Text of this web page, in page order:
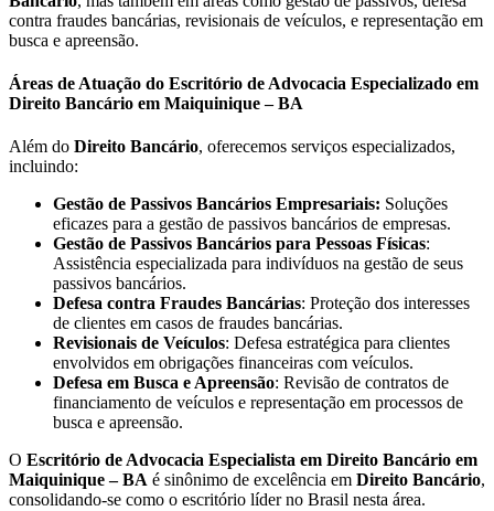
contra fraudes bancárias, revisionais de veículos, e representação em
busca e apreensão.
Áreas de Atuação do Escritório de Advocacia Especializado em
Direito Bancário em Maiquinique – BA
Além do Direito Bancário, oferecemos serviços especializados,
incluindo:
Gestão de Passivos Bancários Empresariais: Soluções
eficazes para a gestão de passivos bancários de empresas.
Gestão de Passivos Bancários para Pessoas Físicas:
Assistência especializada para indivíduos na gestão de seus
passivos bancários.
Defesa contra Fraudes Bancárias: Proteção dos interesses
de clientes em casos de fraudes bancárias.
Revisionais de Veículos: Defesa estratégica para clientes
envolvidos em obrigações financeiras com veículos.
Defesa em Busca e Apreensão: Revisão de contratos de
financiamento de veículos e representação em processos de
busca e apreensão.
O Escritório de Advocacia Especialista em Direito Bancário em
Maiquinique – BA é sinônimo de excelência em Direito Bancário,
consolidando-se como o escritório líder no Brasil nesta área.